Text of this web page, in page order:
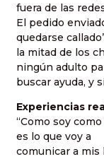
fuera de las
El pedido
quedarse
la mitad de los
ningún adulto
buscar ayuda, y
Experiencias
“Como soy
es lo que voy a
comunicar a mis